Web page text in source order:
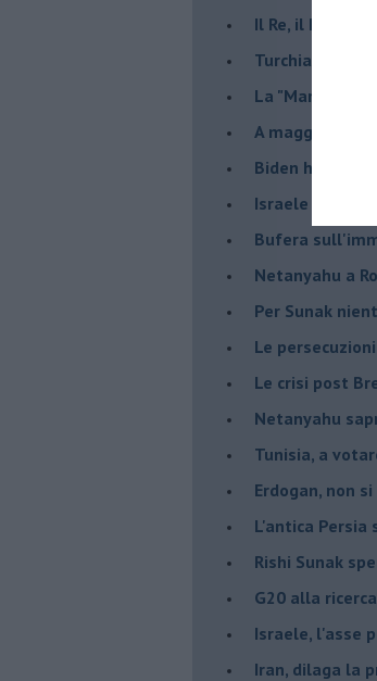
Il Re, il Primo
Turchia al voto,
La "Marcia dei
A maggio le
Biden ha fatto
Israele rischia
Bufera
Netanyahu a
Per Sunak
Le
Le crisi post
Netanyahu
Tunisia, a
Erdogan, non
L'antica Persia
Rishi Sunak
G20 alla
Israele, l'asse
Iran, dilaga la